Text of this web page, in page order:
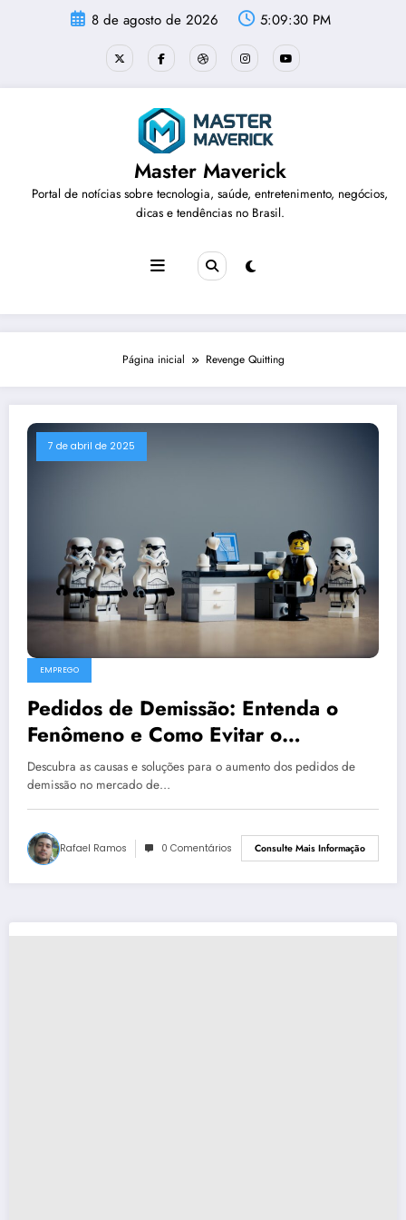
8 de agosto de 2026 5:09:30 PM
Master Maverick
Portal de notícias sobre tecnologia, saúde, entretenimento, negócios,
dicas e tendências no Brasil.
Página inicial Revenge Quitting
7 de abril de 2025
EMPREGO
Pedidos de Demissão: Entenda o
Fenômeno e Como Evitar o
“Revenge Quitting”
Descubra as causas e soluções para o aumento dos pedidos de
demissão no mercado de…
Rafael Ramos 0 Comentários Consulte Mais Informação